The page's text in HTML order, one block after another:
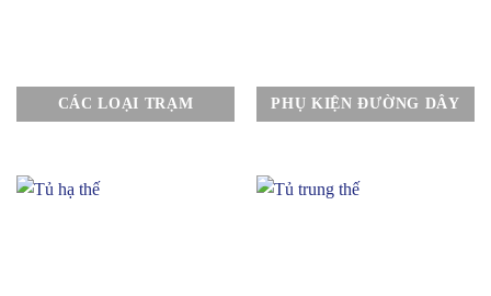
CÁC LOẠI TRẠM PHỤ KIỆN ĐƯỜNG DÂY